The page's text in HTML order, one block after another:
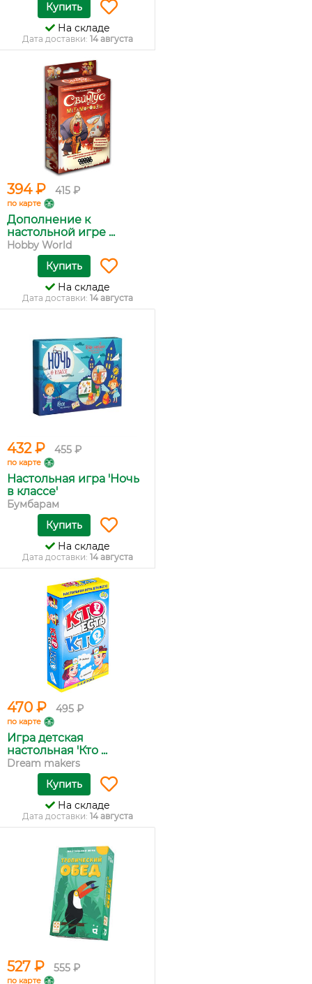
Купить
На складе
Дата доставки: 14 августа
394 ₽ 415 ₽
по карте
Дополнение к
настольной игре ...
Hobby World
Купить
На складе
Дата доставки: 14 августа
432 ₽ 455 ₽
по карте
Настольная игра 'Ночь
в классе'
Бумбарам
Купить
На складе
Дата доставки: 14 августа
470 ₽ 495 ₽
по карте
Игра детская
настольная 'Кто ...
Dream makers
Купить
На складе
Дата доставки: 14 августа
527 ₽ 555 ₽
по карте